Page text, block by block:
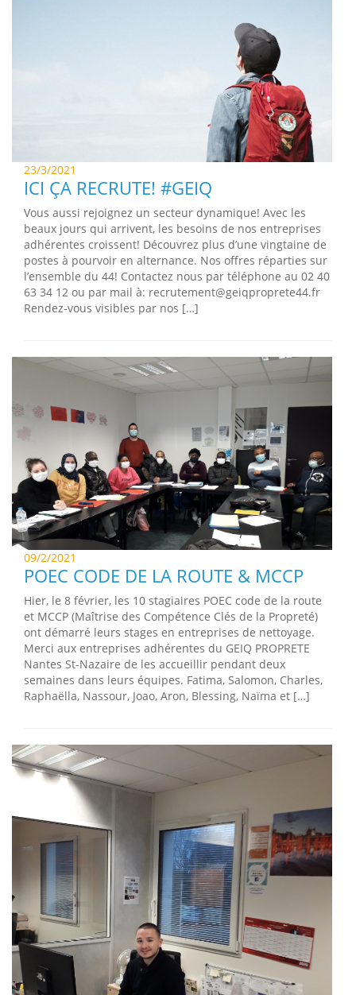
23/3/2021
ICI ÇA RECRUTE! #GEIQ
Vous aussi rejoignez un secteur dynamique! Avec les
beaux jours qui arrivent, les besoins de nos entreprises
adhérentes croissent! Découvrez plus d’une vingtaine de
postes à pourvoir en alternance. Nos offres réparties sur
l’ensemble du 44! Contactez nous par téléphone au 02 40
63 34 12 ou par mail à: recrutement@geiqproprete44.fr
Rendez-vous visibles par nos […]
09/2/2021
POEC CODE DE LA ROUTE & MCCP
Hier, le 8 février, les 10 stagiaires POEC code de la route
et MCCP (Maîtrise des Compétence Clés de la Propreté)
ont démarré leurs stages en entreprises de nettoyage.
Merci aux entreprises adhérentes du GEIQ PROPRETE
Nantes St-Nazaire de les accueillir pendant deux
semaines dans leurs équipes. Fatima, Salomon, Charles,
Raphaëlla, Nassour, Joao, Aron, Blessing, Naïma et […]